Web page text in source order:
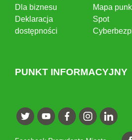
Dla biznesu
Deklaracja
dostępności
Mapa
Spot
PUNKT INFORMACYJNY